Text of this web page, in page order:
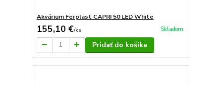
Akvárium Ferplast CAPRI 50 LED White
155,10 €/ks Skladom
Pridať do košíka